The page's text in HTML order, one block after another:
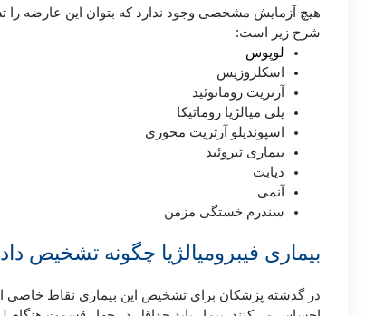
هیچ آزمایش مشخصی وجود ندارد که بتوان این عارضه را
شرح زیر است:
لوپوس
اسکلروزیس
آرتریت روماتوئید
پلی میالژیا روماتیکا
اسپوندیلو آرتریت محوری
بیماری تیروئید
دیابت
آنمی
سندرم خستگی مزمن
بیماری فیبرومیالژیا چگونه تشخیص
در گذشته پزشکان برای تشخیص این بیماری نقاط خاصی